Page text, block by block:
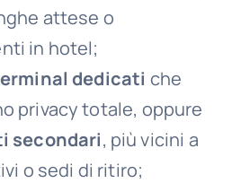
attese o
in hotel;
dedicati che
privacy totale, oppure
secondari, più vicini a
o sedi di ritiro;